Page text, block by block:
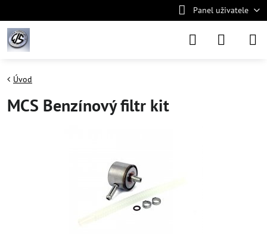
Panel uživatele
Úvod
MCS Benzínový filtr kit